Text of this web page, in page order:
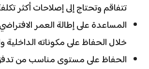
تتفاقم وتحتاج إلى إصلاحات أكثر
المساعدة على إطالة العمر
خلال الحفاظ على مكوناته الداخلية
الحفاظ على مستوى مناسب من